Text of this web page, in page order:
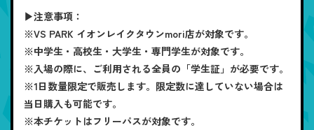
▶注意事項：
※VS PARK イオンレイクタウンmori店が対象です。
※中学生・高校生・大学生・専門学生が対象です。
※入場の際に、ご利用される全員の「学生証」が必要です。
※1日数量限定で販売します。限定数に達していない場合は
当日購入も可能です。
※本チケットはフリーパスが対象です。